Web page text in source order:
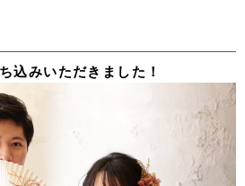
込みいただきました！